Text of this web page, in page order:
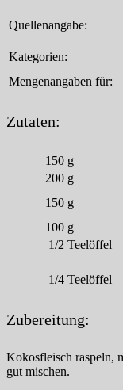
Quellenangabe:
Kategorien:
Mengenangaben für:
Zutaten:
150 g
200 g
150 g
100 g
1/2 Teelöffel
1/4 Teelöffel
Zubereitung:
Kokosfleisch raspeln,
gut mischen.